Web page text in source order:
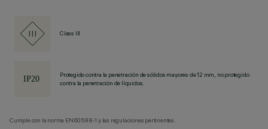
Class III
Protegido contra la penetración de sólidos mayores de 12 mm, no protegido
contra la penetración de líquidos.
Cumple con la norma EN60598-1 y las regulaciones pertinentes.